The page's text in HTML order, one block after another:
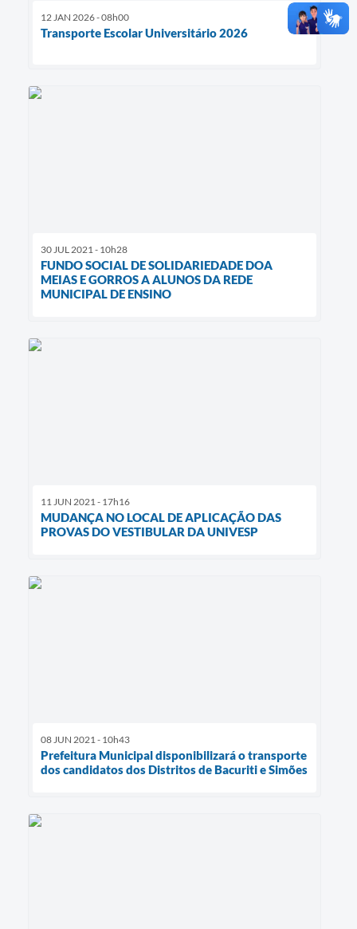
12 JAN 2026 - 08h00
Transporte Escolar Universitário 2026
30 JUL 2021 - 10h28
FUNDO SOCIAL DE SOLIDARIEDADE DOA
MEIAS E GORROS A ALUNOS DA REDE
MUNICIPAL DE ENSINO
11 JUN 2021 - 17h16
MUDANÇA NO LOCAL DE APLICAÇÃO DAS
PROVAS DO VESTIBULAR DA UNIVESP
08 JUN 2021 - 10h43
Prefeitura Municipal disponibilizará o transporte
dos candidatos dos Distritos de Bacuriti e Simões